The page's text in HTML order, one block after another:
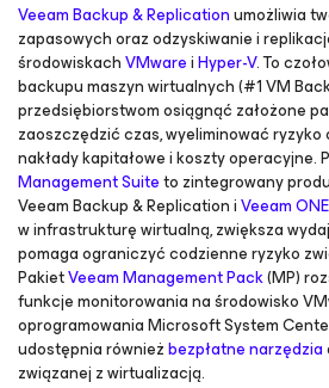
Veeam Backup & Replicationumożliwia
zapasowych oraz odzyskiwanie i
środowiskachVMwareiHyper-V. To
backupu maszyn wirtualnych (#1 VM
przedsiębiorstwom osiągnąć założone
zaoszczędzić czas, wyeliminować
nakłady kapitałowe i koszty operacyjne.
Management Suiteto zintegrowany
Veeam Backup & Replication iVeeam ONE
w infrastrukturę wirtualną, zwiększa
pomaga ograniczyć codzienne ryzyko
PakietVeeam Management Pack(MP)
funkcje monitorowania na środowisko
oprogramowania Microsoft System
udostępnia równieżbezpłatne narzędzia
związanej z wirtualizacją.